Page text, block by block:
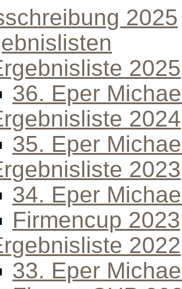
2025
2025
36. Eper
2024
35. Eper
2023
34. Eper
Firmencup 2023
2022
33. Eper